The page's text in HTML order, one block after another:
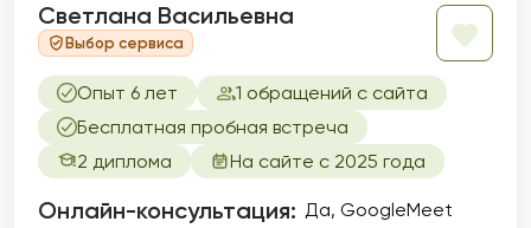
Светлана Васильевна
Выбор сервиса
Опыт 6 лет
1 обращений с сайта
Бесплатная пробная встреча
2 диплома
На сайте с 2025 года
Онлайн-консультация: Да, GoogleMeet